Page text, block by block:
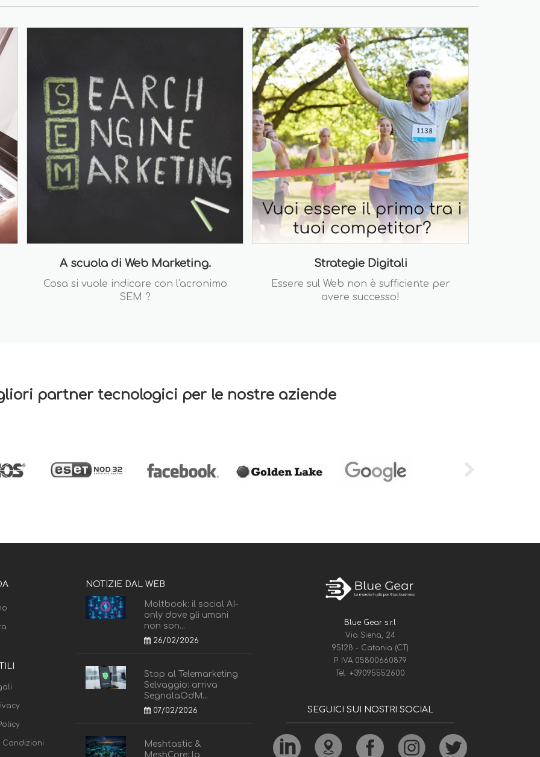
A scuola di Web Marketing.
Cosa si vuole indicare con l'acronimo
SEM ?
Strategie Digitali
Essere sul Web non è sufficiente per
avere successo!
partner tecnologici per le nostre aziende
Condizioni
NOTIZIE DAL WEB
Moltbook: il social AI-
only dove gli umani
non son...
26/02/2026
Stop al Telemarketing
Selvaggio: arriva
SegnalaOdM...
07/02/2026
Meshtastic &
MeshCore: la
Blue Gear s.r.l
Via Siena, 24
95128 - Catania (CT)
P. IVA 05800660879
Tel. +39095552600
SEGUICI SUI NOSTRI SOCIAL